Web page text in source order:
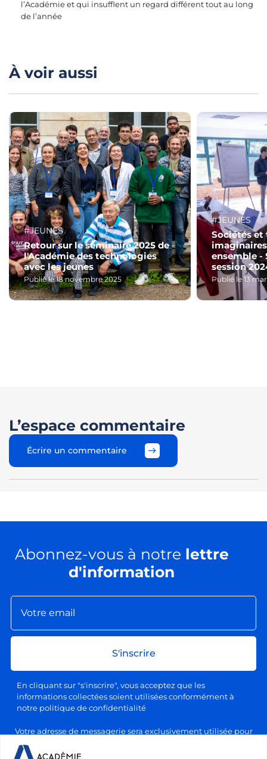
l’Académie et qui insufflent un regard différent tout au long
de l’année
À voir aussi
#JEUNES
Retour sur le séminaire 2025 de
l'Académie des technologies
avec les jeunes
Publié le 18 novembre 2025
#JEUNES
Sociétés et
ensemble -
session
Publié le 13
L’espace commentaire
Écrire un commentaire
Abonnez-vous à notre lettre
d'information
S'inscrire
En cliquant sur "s'inscrire", vous acceptez que les
informations collectées soient utilisées conformément à
notre politique de confidentialité
Votre adresse de messagerie sera exclusivement utilisée pour
politique de confidentialité et de traitement des données